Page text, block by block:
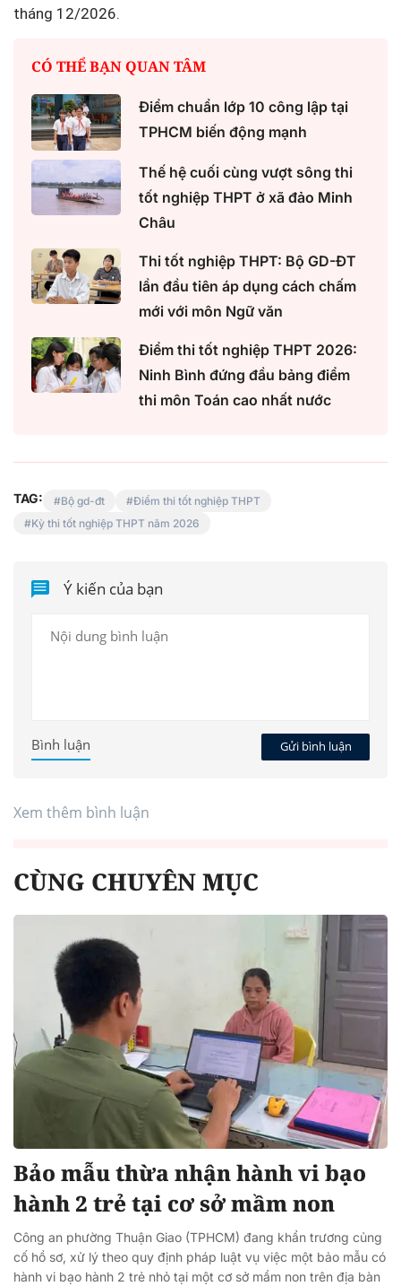
tháng 12/2026.
CÓ THỂ BẠN QUAN TÂM
Điểm chuẩn lớp 10 công lập tại
TPHCM biến động mạnh
Thế hệ cuối cùng vượt sông thi
tốt nghiệp THPT ở xã đảo Minh
Châu
Thi tốt nghiệp THPT: Bộ GD-ĐT
lần đầu tiên áp dụng cách chấm
mới với môn Ngữ văn
Điểm thi tốt nghiệp THPT 2026:
Ninh Bình đứng đầu bảng điểm
thi môn Toán cao nhất nước
TAG: Bộ gd-đt
Điểm thi tốt nghiệp THPT
Kỳ thi tốt nghiệp THPT năm 2026
Ý kiến của bạn
Gửi bình luận
Bình luận
Xem thêm bình luận
CÙNG CHUYÊN MỤC
Bảo mẫu thừa nhận hành vi bạo
hành 2 trẻ tại cơ sở mầm non
Công an phường Thuận Giao (TPHCM) đang khẩn trương củng
cố hồ sơ, xử lý theo quy định pháp luật vụ việc một bảo mẫu có
hành vi bạo hành 2 trẻ nhỏ tại một cơ sở mầm non trên địa bàn